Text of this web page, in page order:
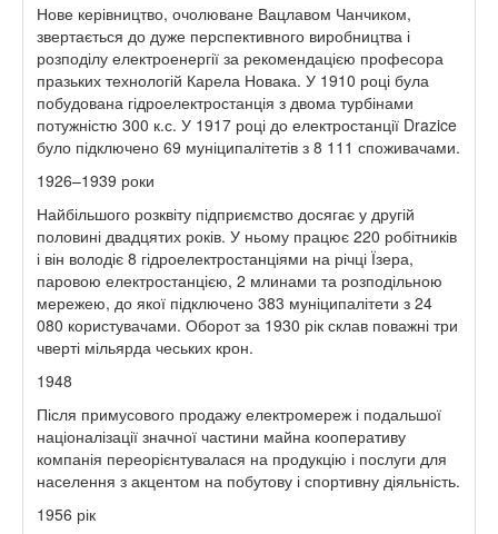
Нове керівництво, очолюване Вацлавом Чанчиком,
звертається до дуже перспективного виробництва і
розподілу електроенергії за рекомендацією професора
празьких технологій Карела Новака. У 1910 році була
побудована гідроелектростанція з двома турбінами
потужністю 300 к.с. У 1917 році до електростанції Drazice
було підключено 69 муніципалітетів з 8 111 споживачами.
1926–1939 роки
Найбільшого розквіту підприємство досягає у другій
половині двадцятих років. У ньому працює 220 робітників
і він володіє 8 гідроелектростанціями на річці Їзера,
паровою електростанцією, 2 млинами та розподільною
мережею, до якої підключено 383 муніципалітети з 24
080 користувачами. Оборот за 1930 рік склав поважні три
чверті мільярда чеських крон.
1948
Після примусового продажу електромереж і подальшої
націоналізації значної частини майна кооперативу
компанія переорієнтувалася на продукцію і послуги для
населення з акцентом на побутову і спортивну діяльність.
1956 рік